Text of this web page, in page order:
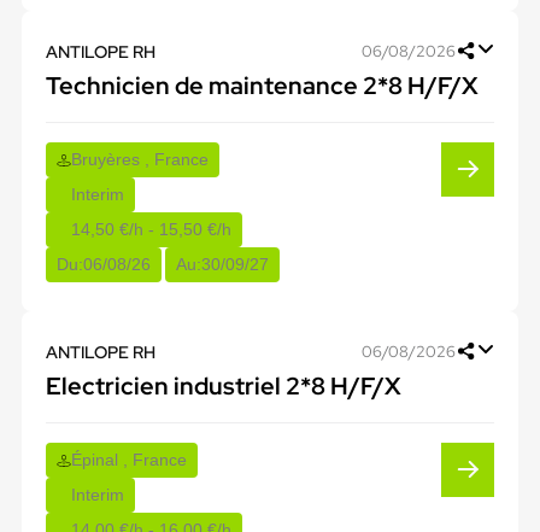
ANTILOPE RH 06/08/2026
Technicien de maintenance 2*8 H/F/X
Bruyères , France
Interim
14,50 €/h - 15,50 €/h
Du:06/08/26 Au:30/09/27
ANTILOPE RH 06/08/2026
Electricien industriel 2*8 H/F/X
Épinal , France
Interim